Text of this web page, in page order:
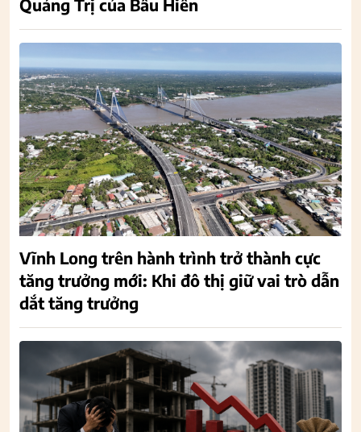
Quảng Trị của Bầu Hiển
Vĩnh Long trên hành trình trở thành cực
tăng trưởng mới: Khi đô thị giữ vai trò dẫn
dắt tăng trưởng